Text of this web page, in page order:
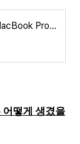
M2 MacBook Air 및 M2 MacBook Pro WWDC 2022 Online event 에서 공개 발표
떻게 생겼을